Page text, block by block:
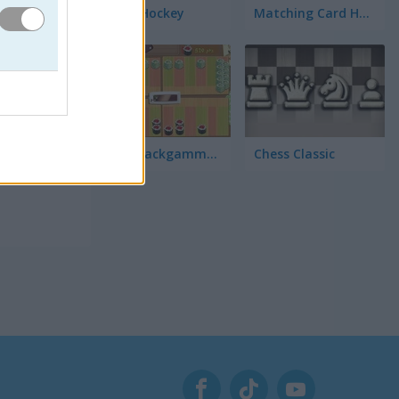
que
3D Air Hockey Matching Card Heroes
Sushi Backgammon Chess Classic